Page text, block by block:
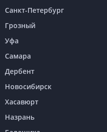
Санкт-Петербург
Грозный
Уфа
Самара
Дербент
Новосибирск
Хасавюрт
Назрань